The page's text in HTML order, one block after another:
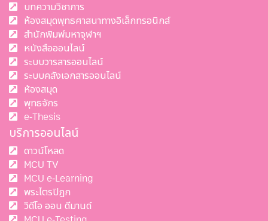
บทความวิชาการ
ห้องสมุดพุทธศาสนาทางอิเล็กทรอนิกส์
สำนักพิมพ์มหาจุฬาฯ
หนังสือออนไลน์
ระบบวารสารออนไลน์
ระบบคลังเอกสารออนไลน์
ห้องสมุด
พุทธจักร
e-Thesis
บริการออนไลน์
ดาวน์โหลด
MCU TV
MCU e-Learning
พระไตรปิฎก
วิดีโอ ออน ดีมานด์